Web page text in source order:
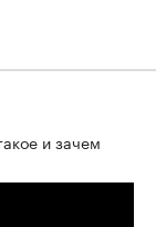
и зачем